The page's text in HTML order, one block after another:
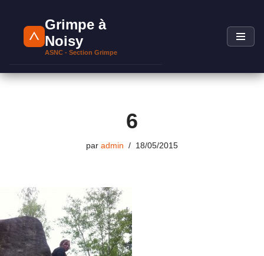
Aller
Grimpe à
Noisy
ASNC - Section Grimpe
6
par admin 18/05/2015